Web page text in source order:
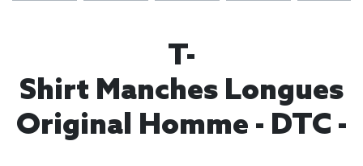
T-
Shirt Manches Longues
Original Homme - DTC -